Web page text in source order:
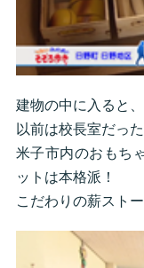
建物の中に入ると
以前は校長室だっ
米子市内のおもち
ットは本格派！
こだわりの薪ストー